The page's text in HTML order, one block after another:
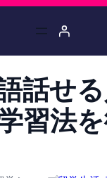
話せ
習法